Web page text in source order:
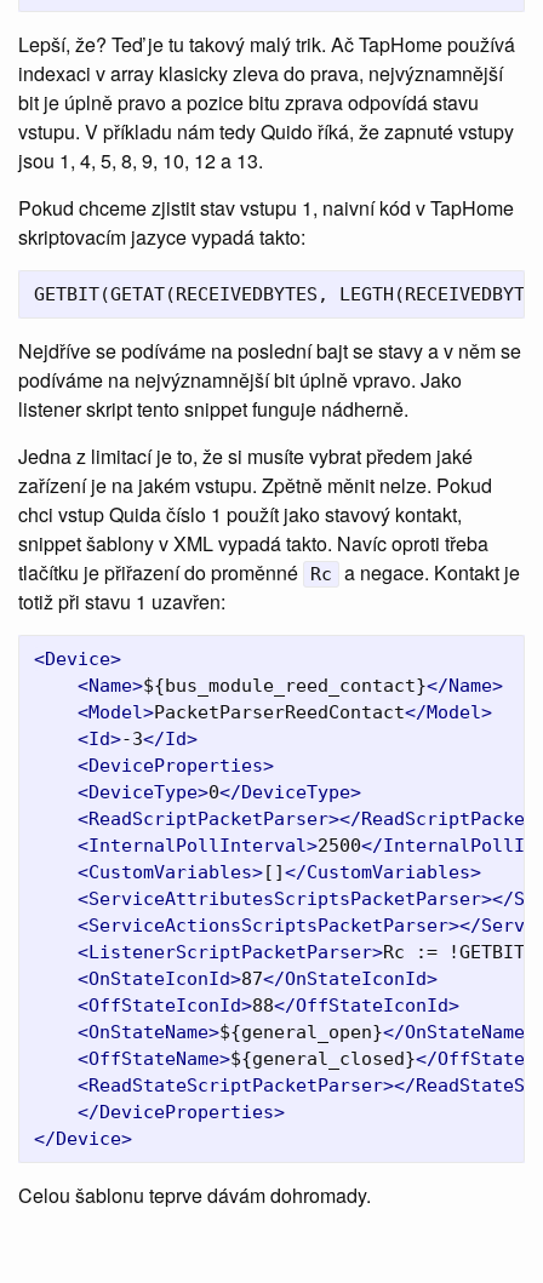
Lepší, že? Teď je tu takový malý trik. Ač TapHome používá
indexaci v array klasicky zleva do prava, nejvýznamnější
bit je úplně pravo a pozice bitu zprava odpovídá stavu
vstupu. V příkladu nám tedy Quido říká, že zapnuté vstupy
jsou 1, 4, 5, 8, 9, 10, 12 a 13.
Pokud chceme zjistit stav vstupu 1, naivní kód v TapHome
skriptovacím jazyce vypadá takto:
GETBIT(GETAT(RECEIVEDBYTES , LEGTH (
Nejdříve se podíváme na poslední bajt se stavy a v něm se
podíváme na nejvýznamnější bit úplně vpravo. Jako
listener skript tento snippet funguje nádherně.
Jedna z limitací je to, že si musíte vybrat předem jaké
zařízení je na jakém vstupu. Zpětně měnit nelze. Pokud
chci vstup Quida číslo 1 použít jako stavový kontakt,
snippet šablony v XML vypadá takto. Navíc oproti třeba
tlačítku je přiřazení do proměnné
Rc
a negace. Kontakt je
totiž při stavu 1 uzavřen:
<Device>
<Name>${bus_module_reed_contact}</Name>
<Model>PacketParserReedContact</Model>
<Id>-3</Id>
<DeviceProperties>
<DeviceType>0</DeviceType>
<ReadScriptPacketParser></
<InternalPollInterval>2500</
<CustomVariables>[]</CustomVariables>
<ServiceAttributesScriptsPacketParser></
<ServiceActionsScriptsPacketParser></
<ListenerScriptPacketParser>Rc :=
<OnStateIconId>87</OnStateIconId>
<OffStateIconId>88</OffStateIconId>
<OnStateName>${general_open}</OnStateName>
<OffStateName>${general_closed}</
<ReadStateScriptPacketParser></
</DeviceProperties>
</Device>
Celou šablonu teprve dávám dohromady.